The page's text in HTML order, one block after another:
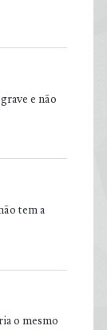
e não
tem a
o mesmo